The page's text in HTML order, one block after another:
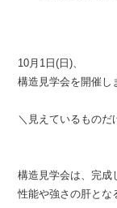
10月1日(日)、
構造見学会を開催し
＼見えているものだ
構造見学会は、完成
性能や強さの肝とな